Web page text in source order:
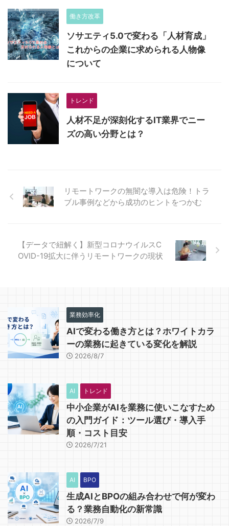
働き方改革
ソサエティ5.0で変わる「人材育成」
これからの企業に求められる人物像
について
トレンド
人材不足が深刻化するIT業界でニー
ズの高い分野とは？
リモートワークの無闇な導入は危険！トラ
ブル事例などから成功のヒントをつかむ
【データで紐解く】新型コロナウイルスC
OVID-19拡大に伴うリモートワークの現状
業務効率化
AIで変わる働き方とは？ホワイトカラ
ーの業務に起きている変化を解説
2026/8/7
AI トレンド
中小企業がAIを業務に使いこなすため
の入門ガイド：ツール選び・導入手
順・コスト目安
2026/7/21
AI BPO
生成AIとBPOの組み合わせで何が変わ
る？業務自動化の新常識
2026/7/9